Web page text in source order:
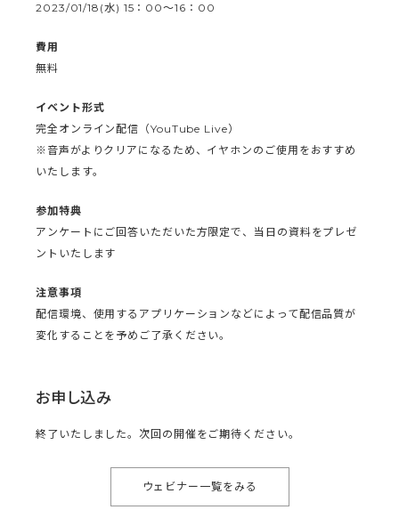
2023/01/18(水) 15：00〜16：00
費用
無料
イベント形式
完全オンライン配信（YouTube Live）
※音声がよりクリアになるため、イヤホンのご使用をおすすめ
いたします。
参加特典
アンケートにご回答いただいた方限定で、当日の資料をプレゼ
ントいたします
注意事項
配信環境、使用するアプリケーションなどによって配信品質が
変化することを予めご了承ください。
お申し込み
終了いたしました。次回の開催をご期待ください。
ウェビナー一覧をみる